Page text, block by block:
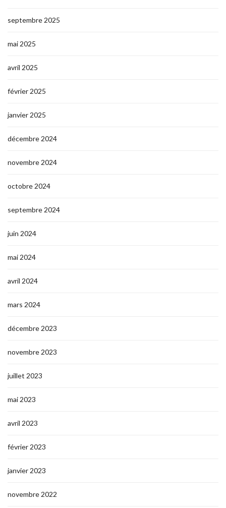
septembre 2025
mai 2025
avril 2025
février 2025
janvier 2025
décembre 2024
novembre 2024
octobre 2024
septembre 2024
juin 2024
mai 2024
avril 2024
mars 2024
décembre 2023
novembre 2023
juillet 2023
mai 2023
avril 2023
février 2023
janvier 2023
novembre 2022